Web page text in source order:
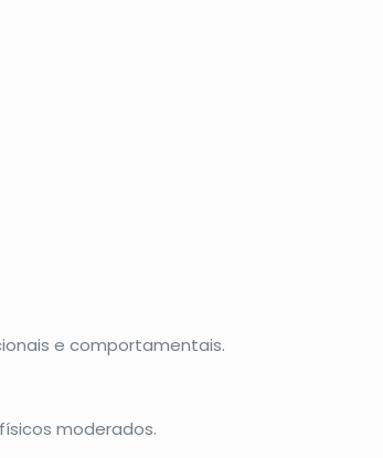
e comportamentais.
moderados.